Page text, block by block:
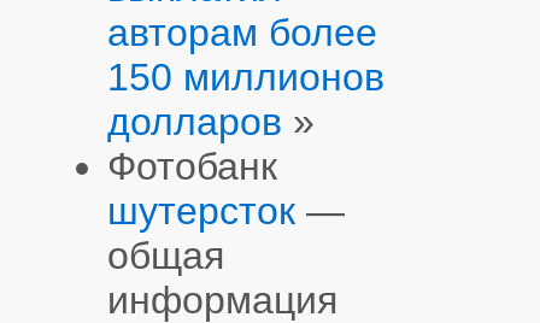
авторам более
150 миллионов
долларов »
Фотобанк
шутерсток —
общая
информация